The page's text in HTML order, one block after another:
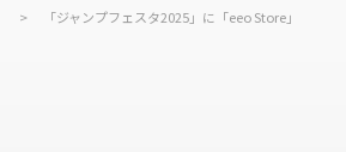
>
「ジャンプフェスタ2025」に「eeo Store」